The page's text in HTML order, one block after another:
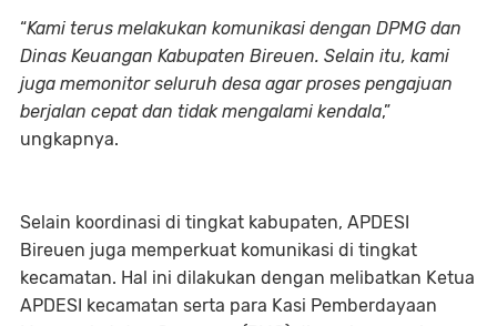
“Kami terus melakukan komunikasi dengan DPMG dan
Dinas Keuangan Kabupaten Bireuen. Selain itu, kami
juga memonitor seluruh desa agar proses pengajuan
berjalan cepat dan tidak mengalami kendala,”
ungkapnya.
Selain koordinasi di tingkat kabupaten, APDESI
Bireuen juga memperkuat komunikasi di tingkat
kecamatan. Hal ini dilakukan dengan melibatkan Ketua
APDESI kecamatan serta para Kasi Pemberdayaan